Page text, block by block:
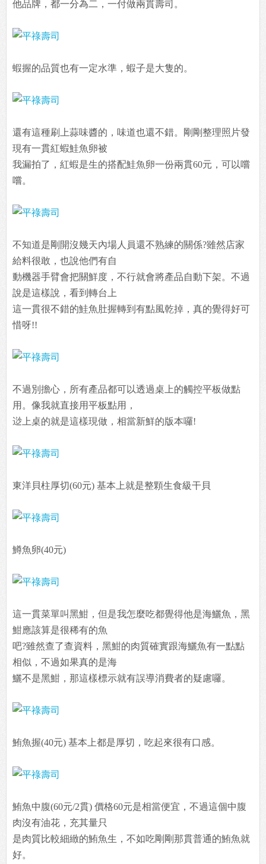
他品牌，都一分為二，一付做兩貫壽司。
蝦握的品質也有一定水準，蝦子是大隻的。
還有這種刷上蒜味醬的，味道也還不錯。剛剛整理照片發
現有一貫紅蝦鮭魚卵被
我漏拍了，紅蝦是生的搭配鮭魚卵一份兩貫60元，可以嚐
嚐。
不知道是剛開沒幾天內場人員還不熟練的關係?雖然店家
給料很敢，也說他們有自
動機器手臂會把關鮮度，不行就會將產品自動下架。不過
說是這樣說，看到轉台上
這一貫很不錯的鮭魚肚握轉到有點風乾掉，真的覺得好可
惜呀!!
不過別擔心，所有產品都可以透過桌上的觸控平板做點
用。像我就直接用平板點用，
逤上桌的就是這樣現做，相當新鮮的版本囉!
東洋貝柱厚切(60元) 基本上就是整顆生食級干貝
鱒魚卵(40元)
這一貫菜單叫黑魽，但是我怎麼吃都覺得他是海鱺魚，黑
魽應該算是很稀有的魚
吧?雖然查了查資料，黑魽的肉質確實跟海鱺魚有一點點
相似，不過如果真的是海
鱺不是黑魽，那這樣標示就有誤導消費者的疑慮囉。
鮪魚握(40元) 基本上都是厚切，吃起來很有口感。
鮪魚中腹(60元/2貫) 價格60元是相當便宜，不過這個中腹
肉沒有油花，充其量只
是肉質比較細緻的鮪魚生，不如吃剛剛那貫普通的鮪魚就
好。